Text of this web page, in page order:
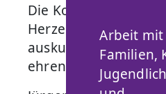
Arbeit mit
Familien,
Die Kommunikation
Herzensanliegen.
auskunftsfähig in
ehrenamtlich